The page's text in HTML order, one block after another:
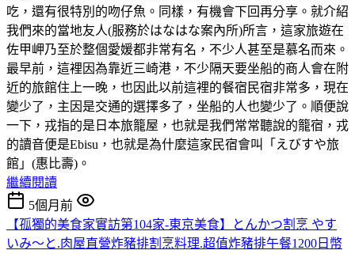
吃，還有很特別的吻仔魚。同樣，有機會下回再分享。就介紹
我們來的當地友人(服務於はなはな案內所)所言，這家旅遊在
佐甲岬乃至於整個愛媛都非常有名，不少人甚至是慕名而來。
最早前，這裡因為靠近三崎港，不少隔天要坐船的商人會在附
近的旅館住上一晚，也因此以前這裡的餐宿民宿非常多，現在
變少了，主因是交通的選擇多了，坐船的人也變少了。順便說
一下，戎指的是日本旅籠屋，也就是我們常常聽說的籠宿，戎
的讀音便是Ebisu，也就是為什麼這家民宿會叫「えびすや旅
館」(惠比壽)。
繼續閱讀
5個月前
【孤獨的美食家實訪第104家-東京美食】とんかつ割烹 やす
いみ〜と.肉屋直營炸豬排割烹料理.超值炸豬排午餐1200日幣